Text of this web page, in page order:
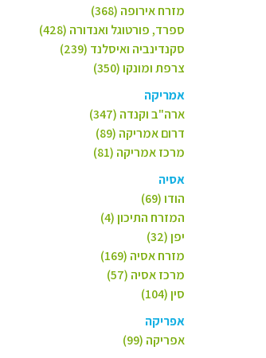
מזרח אירופה (368)
ספרד, פורטוגל ואנדורה (428)
סקנדינביה ואיסלנד (239)
צרפת ומונקו (350)
אמריקה
ארה"ב וקנדה (347)
דרום אמריקה (89)
מרכז אמריקה (81)
אסיה
הודו (69)
המזרח התיכון (4)
יפן (32)
מזרח אסיה (169)
מרכז אסיה (57)
סין (104)
אפריקה
אפריקה (99)